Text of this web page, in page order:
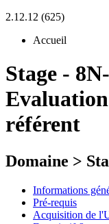
2.12.12 (625)
Accueil
Stage -
référent
Domaine >
Informations
Pré-requis
Acquisition de